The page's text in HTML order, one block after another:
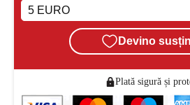
Devino
Plată sigură și